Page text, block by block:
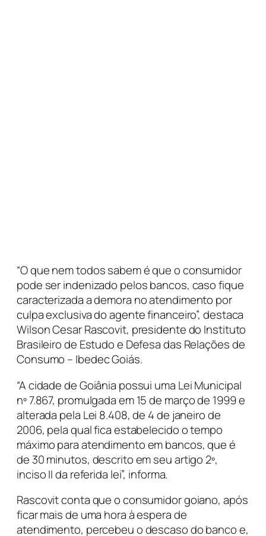
“O que nem todos sabem é que o consumidor
pode ser indenizado pelos bancos, caso fique
caracterizada a demora no atendimento por
culpa exclusiva do agente financeiro”, destaca
Wilson Cesar Rascovit, presidente do Instituto
Brasileiro de Estudo e Defesa das Relações de
Consumo – Ibedec Goiás.
“A cidade de Goiânia possui uma Lei Municipal
nº 7.867, promulgada em 15 de março de 1999 e
alterada pela Lei 8.408, de 4 de janeiro de
2006, pela qual fica estabelecido o tempo
máximo para atendimento em bancos, que é
de 30 minutos, descrito em seu artigo 2º,
inciso II da referida lei”, informa.
Rascovit conta que o consumidor goiano, após
ficar mais de uma hora à espera de
atendimento, percebeu o descaso do banco e,